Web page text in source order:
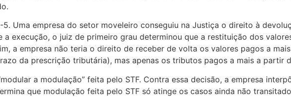
Uma empresa do setor moveleiro conseguiu na Justiça o direito à
execução, o juiz de primeiro grau determinou que a restituição dos
a empresa não teria o direito de receber de volta os valores pagos a
da prescrição tributária), mas apenas os tributos pagos a mais a partir
a modulação” feita pelo STF. Contra essa decisão, a empresa
que modulação feita pelo STF só atinge os casos ainda não